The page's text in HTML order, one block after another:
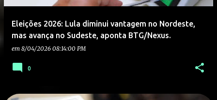
Eleições 2026: Lula diminui vantagem no Nordeste,
mas avança no Sudeste, aponta BTG/Nexus.
em 8/04/2026 08:14:00 PM
0